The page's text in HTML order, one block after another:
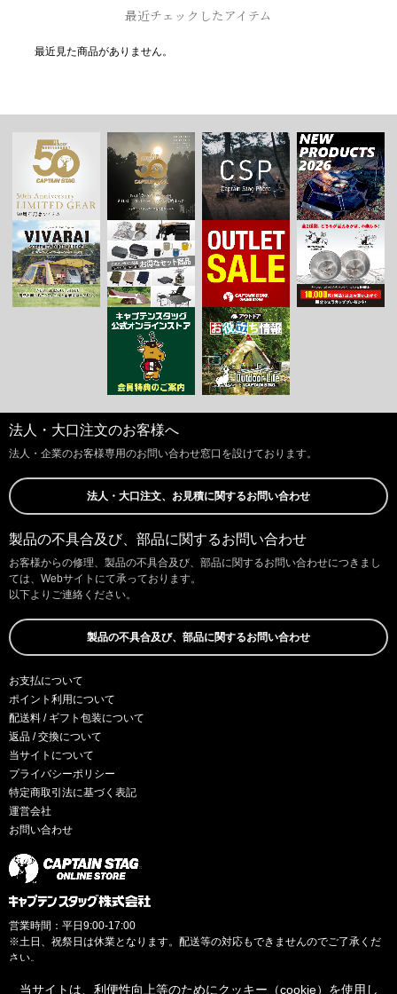
最近チェックしたアイテム
最近見た商品がありません。
法人・大口注文のお客様へ
法人・企業のお客様専用のお問い合わせ窓口を設けております。
法人・大口注文、お見積に関するお問い合わせ
製品の不具合及び、部品に関するお問い合わせ
お客様からの修理、製品の不具合及び、部品に関するお問い合わせにつきまし
ては、Webサイトにて承っております。
以下よりご連絡ください。
製品の不具合及び、部品に関するお問い合わせ
お支払について
ポイント利用について
配送料 / ギフト包装について
返品 / 交換について
当サイトについて
プライバシーポリシー
特定商取引法に基づく表記
運営会社
お問い合わせ
営業時間：平日9:00-17:00
※土日、祝祭日は休業となります。配送等の対応もできませんのでご了承くだ
さい。
当サイトは、利便性向上等のためにクッキー（cookie）を使用し